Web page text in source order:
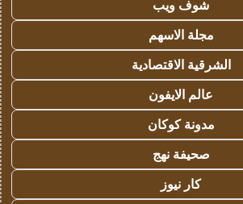
شوف ويب
مجلة الاسهم
الشرقية الاقتصادية
عالم الايفون
مدونة كوكان
صحيفة نهج
كار نيوز